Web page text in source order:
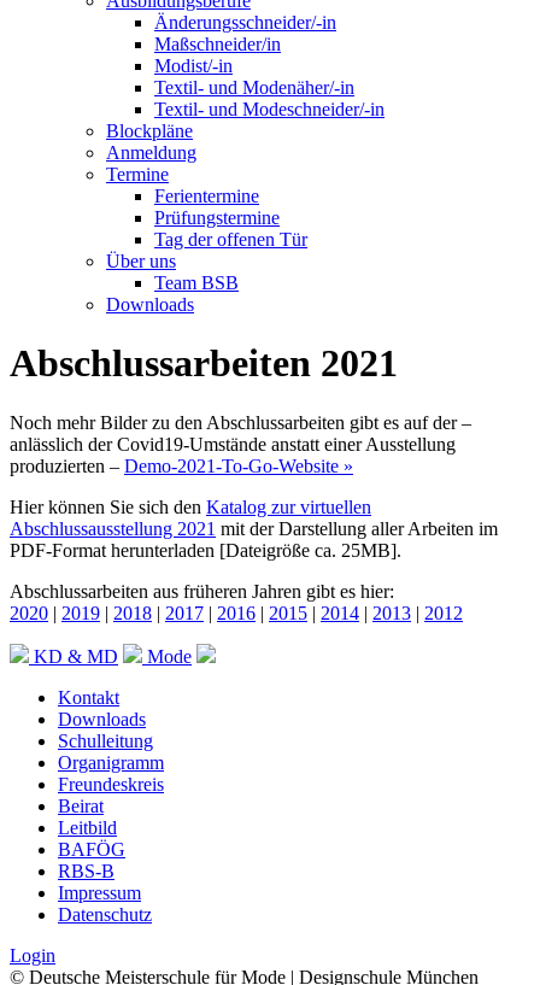
Änderungsschneider/-in
Maßschneider/in
Modist/-in
Textil- und Modenäher/-in
Textil- und Modeschneider/-in
Blockpläne
Anmeldung
Termine
Ferientermine
Prüfungstermine
Tag der offenen Tür
Über uns
Team BSB
Downloads
Abschlussarbeiten 2021
Noch mehr Bilder zu den Abschlussarbeiten gibt es auf der –
anlässlich der Covid19-Umstände anstatt einer Ausstellung
produzierten – Demo-2021-To-Go-Website »
Hier können Sie sich den Katalog zur virtuellen
Abschlussausstellung 2021 mit der Darstellung aller Arbeiten im
PDF-Format herunterladen [Dateigröße ca. 25MB].
Abschlussarbeiten aus früheren Jahren gibt es hier:
2020 | 2019 | 2018 | 2017 | 2016 | 2015 | 2014 | 2013 | 2012
KD & MD
Mode
Kontakt
Downloads
Schulleitung
Organigramm
Freundeskreis
Beirat
Leitbild
BAFÖG
RBS-B
Impressum
Datenschutz
Login
© Deutsche Meisterschule für Mode | Designschule München